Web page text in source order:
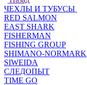
ЧЕХЛЫ И ТУБУСЫ
RED SALMON
EAST SHARK
FISHERMAN
FISHING GROUP
SHIMANO-NORMARK
SIWEIDA
СЛЕДОПЫТ
TIME GO